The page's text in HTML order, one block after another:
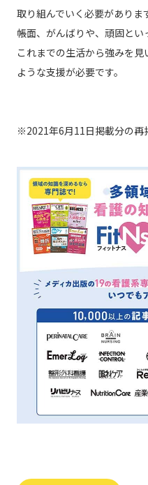
取り組んでいく必要がありま
帳面、がんばりや、頑固と
これまでの生活から強みを
ような支援が必要です。
※2021年6月11日掲載分の再